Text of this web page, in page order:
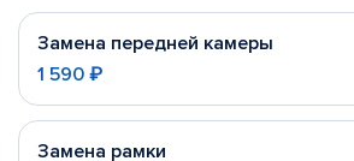
Замена передней камеры
1 590 ₽
Замена рамки